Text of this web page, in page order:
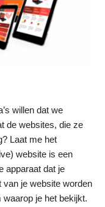
willen dat we
de websites, die ze
Laat me het
website is een
apparaat dat je
van je website worden
je het bekijkt.